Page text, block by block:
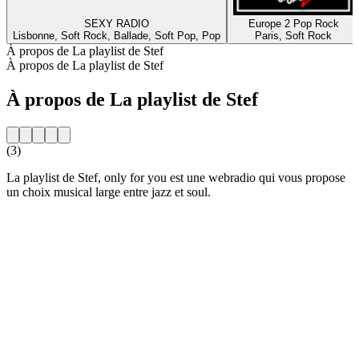
SEXY RADIO
Lisbonne, Soft Rock, Ballade, Soft Pop, Pop
Europe 2 Pop Rock
Paris, Soft Rock
À propos de La playlist de Stef
À propos de La playlist de Stef
À propos de La playlist de Stef
(3)
La playlist de Stef, only for you est une webradio qui vous propose
un choix musical large entre jazz et soul.